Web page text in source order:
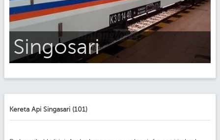
Singosari
Kereta Api Singasari (101)